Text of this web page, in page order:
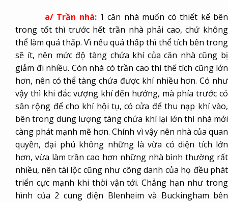
a/ Trần nhà: 1 căn nhà muốn có thiết kế bên
trong tốt thì trước hết trần nhà phải cao, chứ không
thể làm quá thấp. Vì nếu quá thấp thì thể tích bên trong
sẽ ít, nên mức độ tàng chứa khí của căn nhà cũng bị
giảm đi nhiều. Còn nhà có trần cao thì thể tích cũng lớn
hơn, nên có thể tàng chứa được khí nhiều hơn. Có như
vậy thì khi đắc vượng khí đến hướng, mà phía trước có
sân rộng để cho khí hội tụ, có cửa để thu nạp khí vào,
bên trong dung lượng tàng chứa khí lại lớn thì nhà mới
càng phát mạnh mẽ hơn. Chính vì vậy nên nhà của quan
quyền, đại phú không những là vừa có diện tích lớn
hơn, vừa làm trần cao hơn những nhà bình thường rất
nhiều, nên tài lộc cũng như công danh của họ đều phát
triển cực mạnh khi thời vận tới. Chẳng hạn như trong
hình của 2 cung điện Blenheim và Buckingham bên